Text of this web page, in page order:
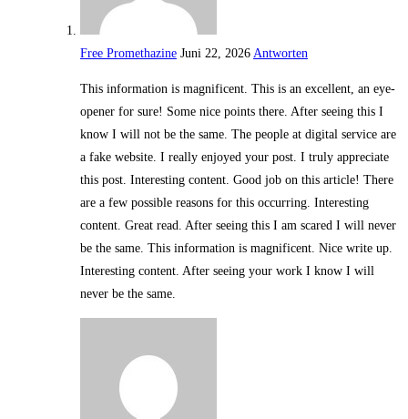
Free Promethazine Juni 22, 2026 Antworten
This information is magnificent. This is an excellent, an eye-
opener for sure! Some nice points there. After seeing this I
know I will not be the same. The people at digital service are
a fake website. I really enjoyed your post. I truly appreciate
this post. Interesting content. Good job on this article! There
are a few possible reasons for this occurring. Interesting
content. Great read. After seeing this I am scared I will never
be the same. This information is magnificent. Nice write up.
Interesting content. After seeing your work I know I will
never be the same.